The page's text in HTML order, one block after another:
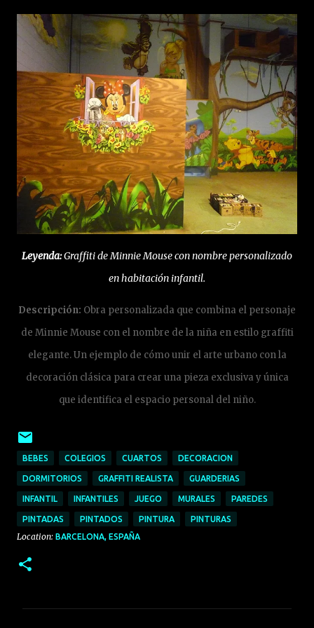
Leyenda:Graffiti de Minnie Mouse con nombre personalizado
en habitación infantil.
Descripción: Obra personalizada que combina el personaje
de Minnie Mouse con el nombre de la niña en estilo graffiti
elegante. Un ejemplo de cómo unir el arte urbano con la
decoración clásica para crear una pieza exclusiva y única
que identifica el espacio personal del niño.
BEBES COLEGIOS CUARTOS DECORACION
DORMITORIOS GRAFFITI REALISTA GUARDERIAS
INFANTIL INFANTILES JUEGO MURALES PAREDES
PINTADAS PINTADOS PINTURA PINTURAS
Location: BARCELONA, ESPAÑA